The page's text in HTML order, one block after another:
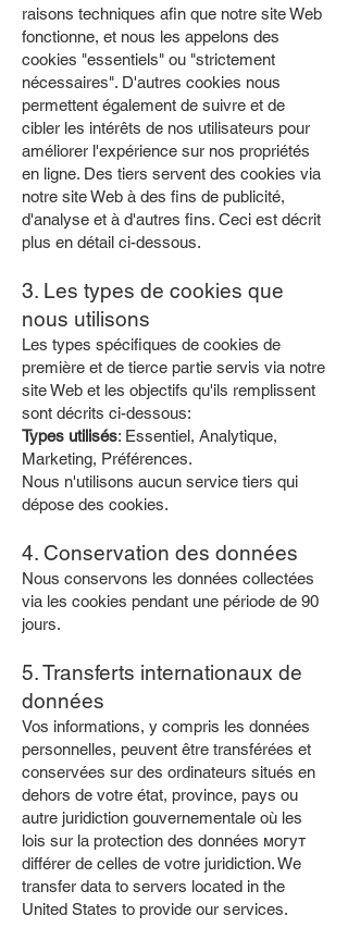
raisons techniques afin que notre site Web
fonctionne, et nous les appelons des
cookies "essentiels" ou "strictement
nécessaires". D'autres cookies nous
permettent également de suivre et de
cibler les intérêts de nos utilisateurs pour
améliorer l'expérience sur nos propriétés
en ligne. Des tiers servent des cookies via
notre site Web à des fins de publicité,
d'analyse et à d'autres fins. Ceci est décrit
plus en détail ci-dessous.
3. Les types de cookies que
nous utilisons
Les types spécifiques de cookies de
première et de tierce partie servis via notre
site Web et les objectifs qu'ils remplissent
sont décrits ci-dessous:
Types utilisés: Essentiel, Analytique,
Marketing, Préférences.
Nous n'utilisons aucun service tiers qui
dépose des cookies.
4. Conservation des données
Nous conservons les données collectées
via les cookies pendant une période de 90
jours.
5. Transferts internationaux de
données
Vos informations, y compris les données
personnelles, peuvent être transférées et
conservées sur des ordinateurs situés en
dehors de votre état, province, pays ou
autre juridiction gouvernementale où les
lois sur la protection des données могут
différer de celles de votre juridiction. We
transfer data to servers located in the
United States to provide our services.